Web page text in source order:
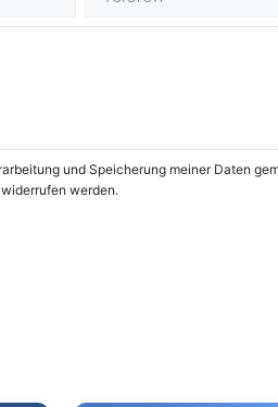
und Speicherung meiner Daten
werden.